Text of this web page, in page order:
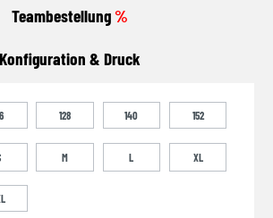
Teambestellung%
Konfiguration & Druck
128 140 152
M L XL